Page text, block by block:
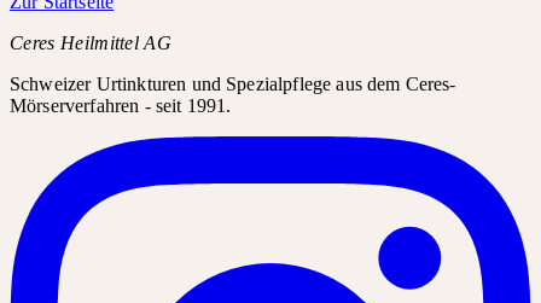
Ceres Heilmittel AG
Schweizer Urtinkturen und Spezialpflege aus dem Ceres-
Mörserverfahren - seit 1991.